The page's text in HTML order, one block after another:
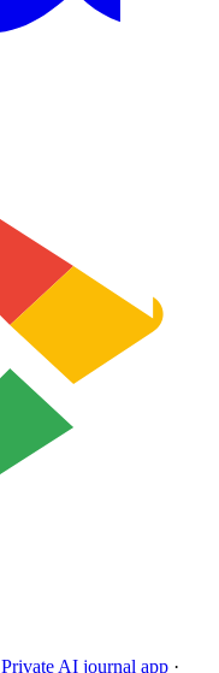
Private AI journal app ·